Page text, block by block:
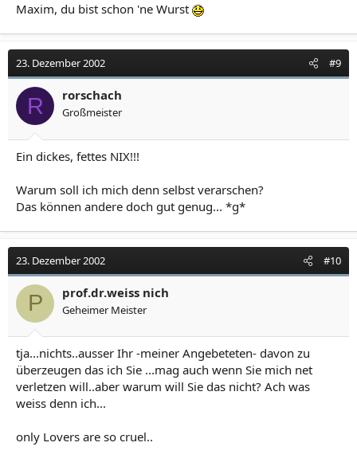
Maxim, du bist schon 'ne Wurst
23. Dezember 2002 #9
R rorschach
Großmeister
Ein dickes, fettes NIX!!!
Warum soll ich mich denn selbst verarschen?
Das können andere doch gut genug... *g*
23. Dezember 2002 #10
P prof.dr.weiss nich
Geheimer Meister
tja...nichts..ausser Ihr -meiner Angebeteten- davon zu
überzeugen das ich Sie ...mag auch wenn Sie mich net
verletzen will..aber warum will Sie das nicht? Ach was
weiss denn ich...
only Lovers are so cruel..